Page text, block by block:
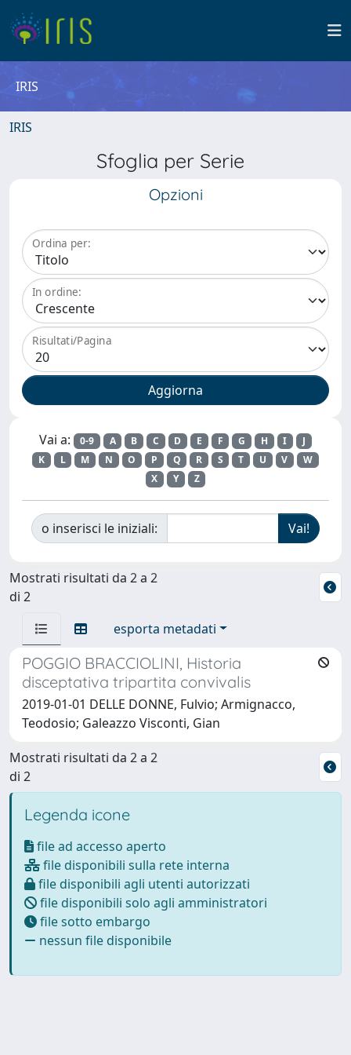
IRIS
IRIS
Sfoglia per Serie
Opzioni
Ordina per:
In ordine:
Risultati/Pagina
Vai a: 0-9 A B C D E F G H I
J
K
L M N O P Q R S T U V
W
X
Y Z
o inserisci le iniziali:
Mostrati risultati da 2 a 2
di 2
esporta metadati
POGGIO BRACCIOLINI, Historia
disceptativa tripartita convivalis
2019-01-01 DELLE DONNE, Fulvio; Armignacco,
Teodosio; Galeazzo Visconti, Gian
Mostrati risultati da 2 a 2
di 2
Legenda icone
file ad accesso aperto
file disponibili sulla rete interna
file disponibili agli utenti autorizzati
file disponibili solo agli amministratori
file sotto embargo
nessun file disponibile